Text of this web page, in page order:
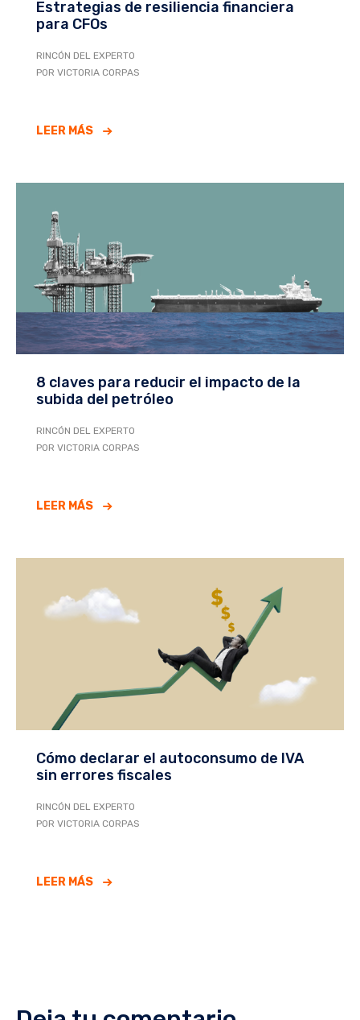
Estrategias de resiliencia financiera
para CFOs
RINCÓN DEL EXPERTO
POR VICTORIA CORPAS
LEER MÁS
8 claves para reducir el impacto de la
subida del petróleo
RINCÓN DEL EXPERTO
POR VICTORIA CORPAS
LEER MÁS
Cómo declarar el autoconsumo de IVA
sin errores fiscales
RINCÓN DEL EXPERTO
POR VICTORIA CORPAS
LEER MÁS